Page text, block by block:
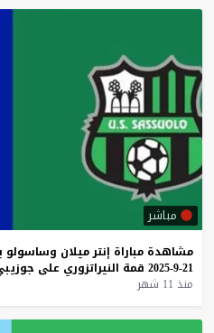
مباشر
مشاهدة مباراة إنترميلان وساسولو
21-9-2025
قمة النيراتزوري على
منذ 11 شهر